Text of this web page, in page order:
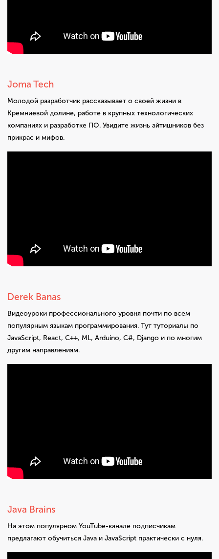
Joma Tech
Молодой разработчик рассказывает о своей жизни в
Кремниевой долине, работе в крупных технологических
компаниях и разработке ПО. Увидите жизнь айтишников без
прикрас и мифов.
Derek Banas
Видеоуроки профессионального уровня почти по всем
популярным языкам программирования. Тут туториалы по
JavaScript, React, C++, ML, Arduino, C#, Django и по многим
другим направлениям.
Java Brains
На этом популярном YouTube-канале подписчикам
предлагают обучиться Java и JavaScript практически с нуля.